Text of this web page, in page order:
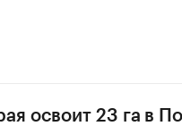
освоит 23 га в